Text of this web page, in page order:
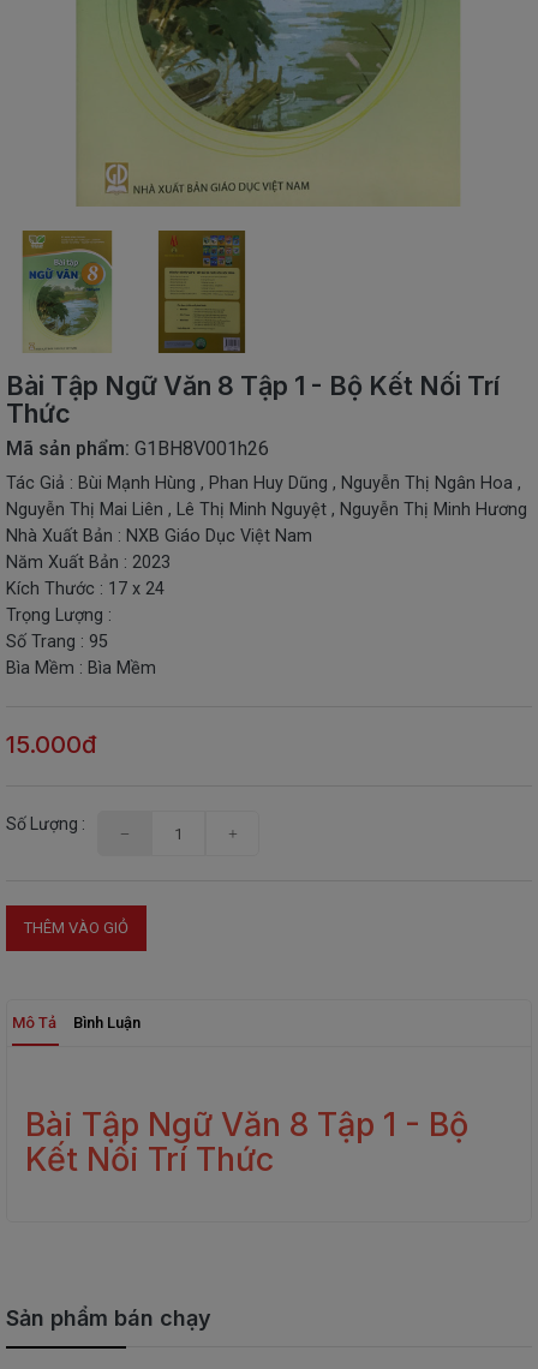
NGOẠI
NGỮ
VPP
-
ĐỒ
DÙNG
SINH
TẶNG
-
ĐỒ
CHƠI
THIẾT
BỊ
-
STEM
Bài Tập Ngữ Văn 8 Tập 1 - Bộ Kết Nối Trí
Thức
Mã sản phẩm: G1BH8V001h26
Tác Giả : Bùi Mạnh Hùng , Phan Huy Dũng , Nguyễn Thị Ngân Hoa ,
Nguyễn Thị Mai Liên , Lê Thị Minh Nguyệt , Nguyễn Thị Minh Hương
Nhà Xuất Bản : NXB Giáo Dục Việt Nam
Năm Xuất Bản : 2023
Kích Thước : 17 x 24
Trọng Lượng :
Số Trang : 95
Bìa Mềm : Bìa Mềm
15.000đ
Số Lượng :
THÊM VÀO GIỎ
Mô Tả Bình Luận
Bài Tập Ngữ Văn 8 Tập 1 - Bộ
Kết Nối Trí Thức
Sản phẩm bán chạy